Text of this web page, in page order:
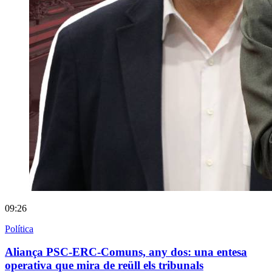
09:26
Política
Aliança PSC-ERC-Comuns, any dos: una entesa
operativa que mira de reüll els tribunals